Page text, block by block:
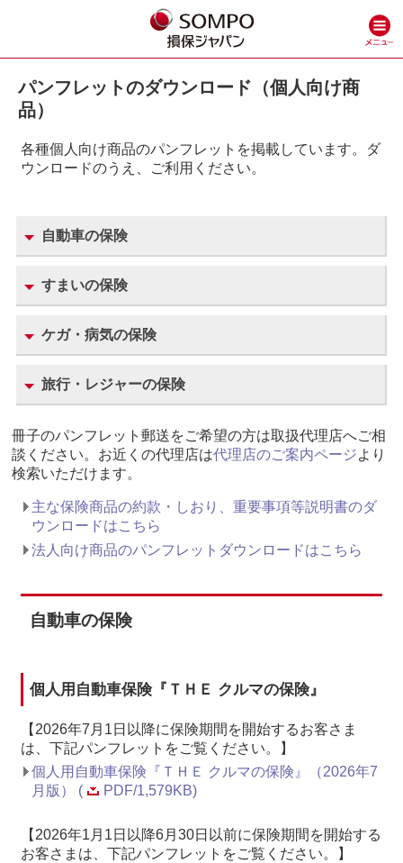
パンフレットのダウンロード（個人向け商
品）
各種個人向け商品のパンフレットを掲載しています。ダ
ウンロードのうえ、ご利用ください。
自動車の保険
すまいの保険
ケガ・病気の保険
旅行・レジャーの保険
冊子のパンフレット郵送をご希望の方は取扱代理店へご相
談ください。お近くの代理店は代理店のご案内ページより
検索いただけます。
主な保険商品の約款・しおり、重要事項等説明書のダ
ウンロードはこちら
法人向け商品のパンフレットダウンロードはこちら
自動車の保険
個人用自動車保険『ＴＨＥ クルマの保険』
【2026年7月1日以降に保険期間を開始するお客さま
は、下記パンフレットをご覧ください。】
個人用自動車保険『ＴＨＥ クルマの保険』（2026年7
月版） (
PDF/1,579KB)
【2026年1月1日以降6月30日以前に保険期間を開始する
お客さまは、下記パンフレットをご覧ください。】